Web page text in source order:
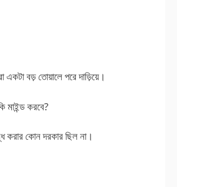
বড় তোয়ালে পরে দাড়িয়ে।
মাইন্ড করবে?
করার কোন দরকার ছিল না।